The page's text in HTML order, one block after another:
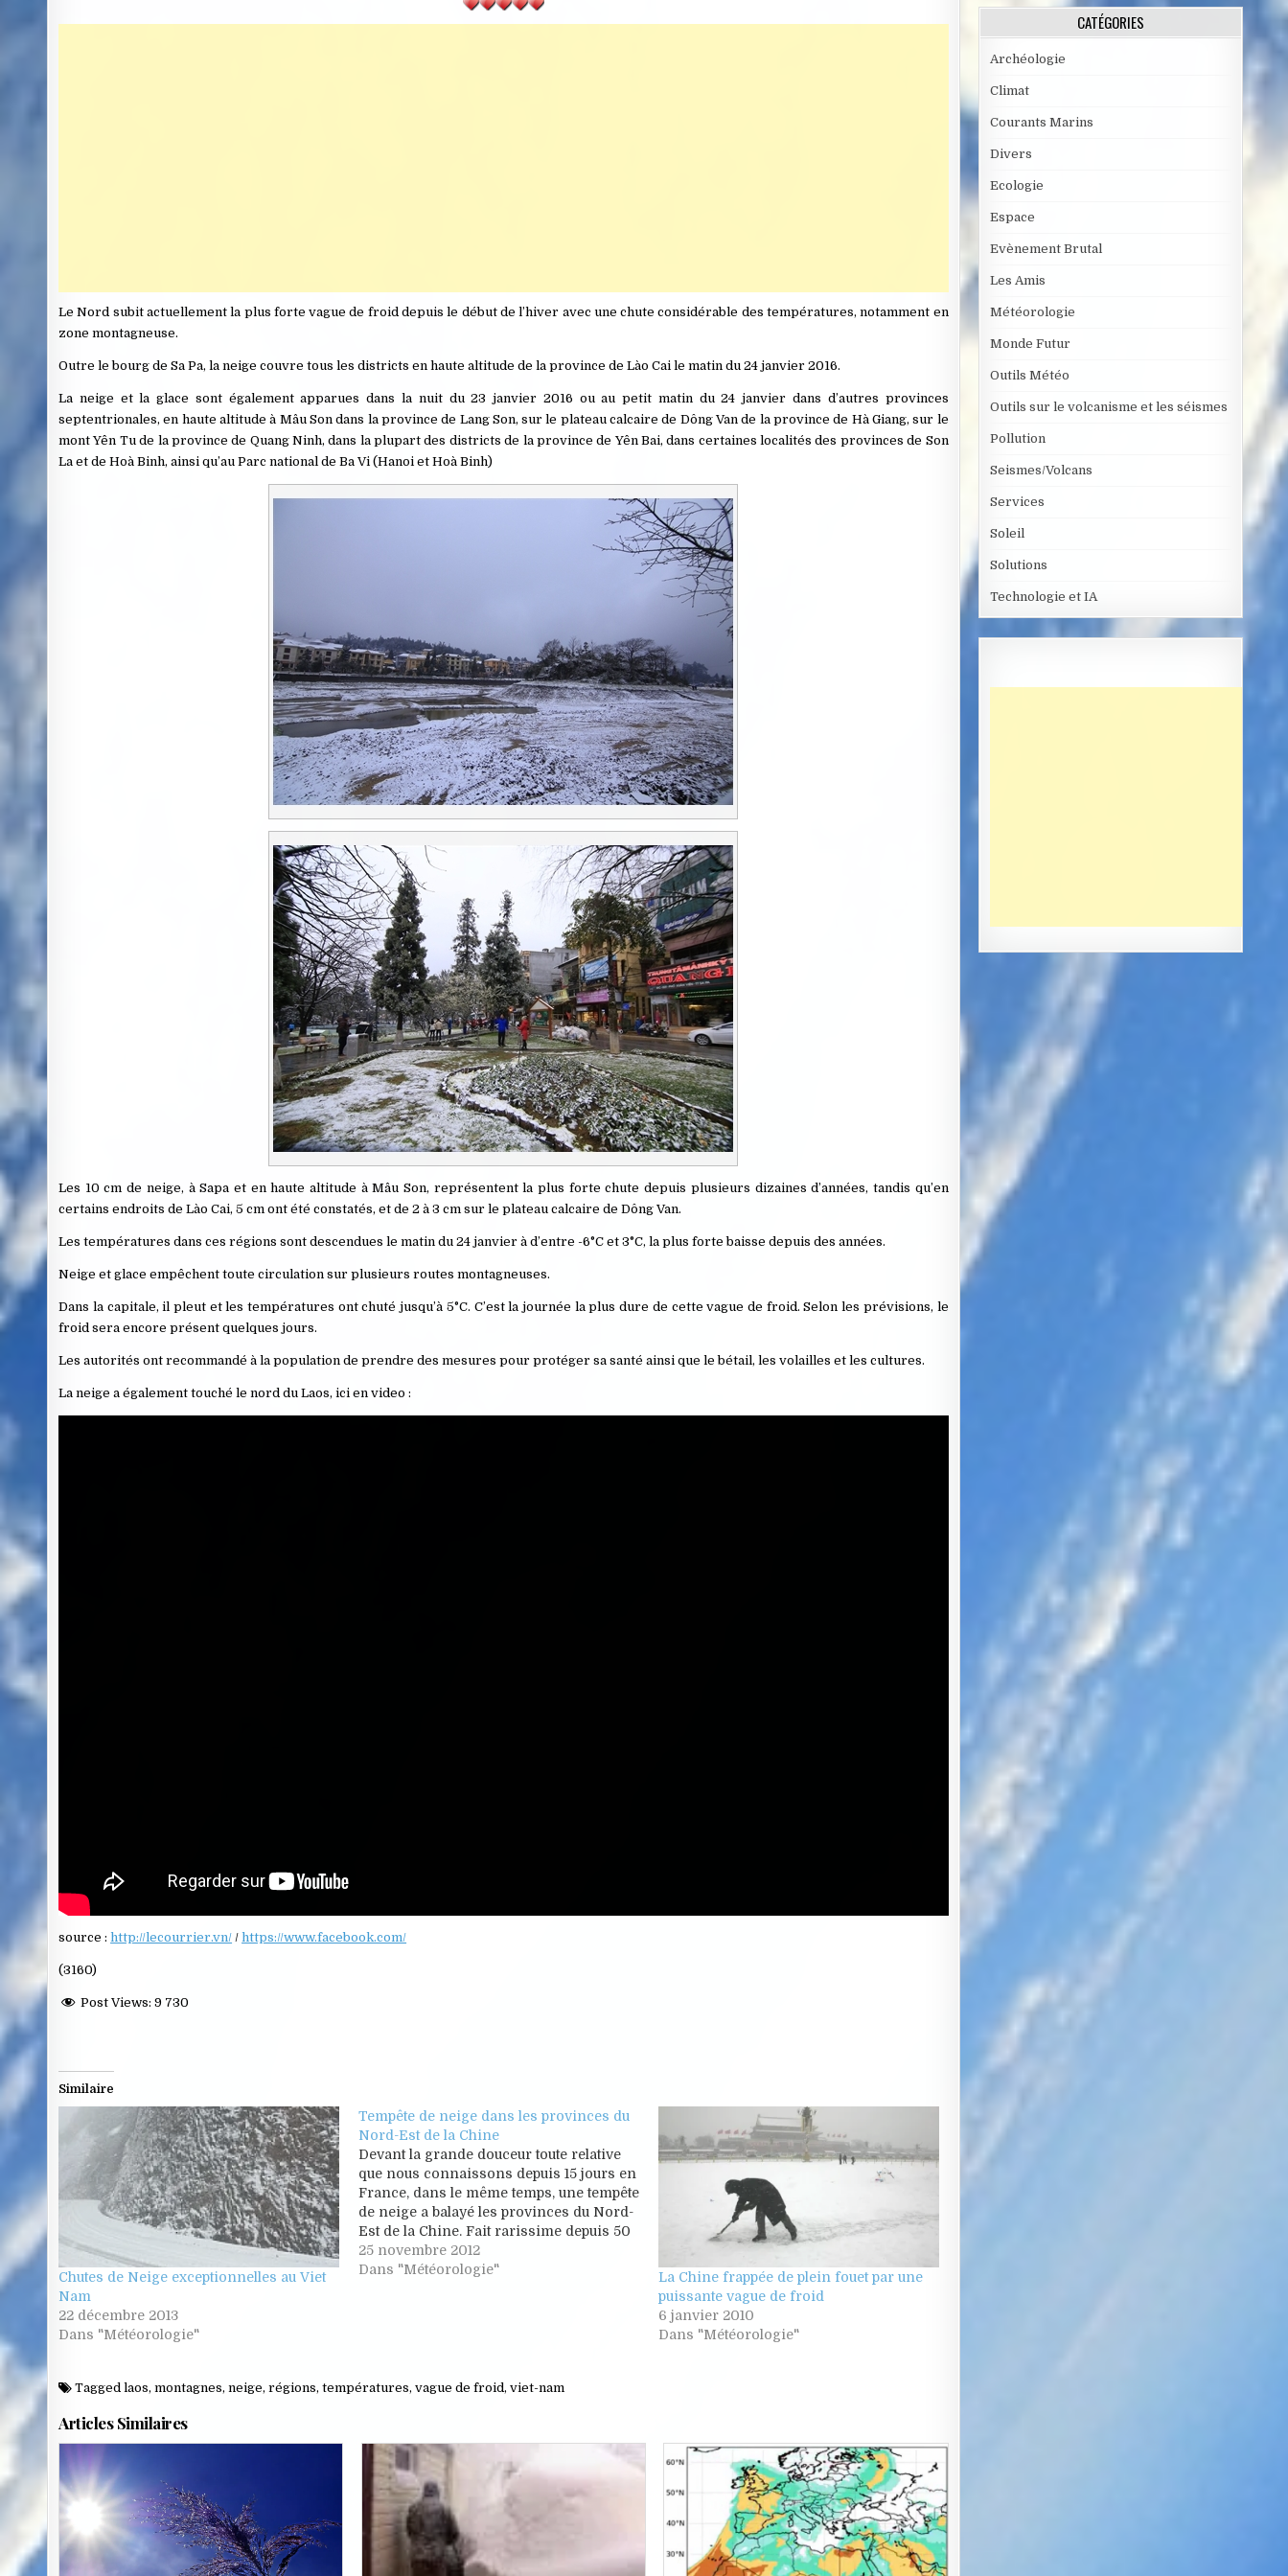
Le Nord subit actuellement la plus forte vague de froid depuis le début de l’hiver avec une chute considérable des températures, notamment en
zone montagneuse.
Outre le bourg de Sa Pa, la neige couvre tous les districts en haute altitude de la province de Lào Cai le matin du 24 janvier 2016.
La neige et la glace sont également apparues dans la nuit du 23 janvier 2016 ou au petit matin du 24 janvier dans d’autres provinces
septentrionales, en haute altitude à Mâu Son dans la province de Lang Son, sur le plateau calcaire de Dông Van de la province de Hà Giang, sur le
mont Yên Tu de la province de Quang Ninh, dans la plupart des districts de la province de Yên Bai, dans certaines localités des provinces de Son
La et de Hoà Binh, ainsi qu’au Parc national de Ba Vi (Hanoi et Hoà Binh)
Les 10 cm de neige, à Sapa et en haute altitude à Mâu Son, représentent la plus forte chute depuis plusieurs dizaines d’années, tandis qu’en
certains endroits de Lào Cai, 5 cm ont été constatés, et de 2 à 3 cm sur le plateau calcaire de Dông Van.
Les températures dans ces régions sont descendues le matin du 24 janvier à d’entre -6°C et 3°C, la plus forte baisse depuis des années.
Neige et glace empêchent toute circulation sur plusieurs routes montagneuses.
Dans la capitale, il pleut et les températures ont chuté jusqu’à 5°C. C’est la journée la plus dure de cette vague de froid. Selon les prévisions, le
froid sera encore présent quelques jours.
Les autorités ont recommandé à la population de prendre des mesures pour protéger sa santé ainsi que le bétail, les volailles et les cultures.
La neige a également touché le nord du Laos, ici en video :
source :http://lecourrier.vn/ /https://www.facebook.com/
(3160)
Post Views: 9 730
Similaire
Chutes de Neige exceptionnelles au Viet
Nam
22 décembre 2013
Dans "Météorologie"
Tempête de neige dans les provinces du
Nord-Est de la Chine
Devant la grande douceur toute relative
que nous connaissons depuis 15 jours en
France, dans le même temps, une tempête
de neige a balayé les provinces du Nord-
Est de la Chine. Fait rarissime depuis 50
ans à cette époque de l'année. On se
rappelle que début novembre 2012, nous
25 novembre 2012
Dans "Météorologie"
La Chine frappée de plein fouet par une
puissante vague de froid
6 janvier 2010
Dans "Météorologie"
Taggedlaos,montagnes,neige,régions,températures,vague de froid,viet-nam
Articles Similaires
Posted
in
in
Posted
in
CATÉGORIES
Archéologie
Climat
Courants Marins
Divers
Ecologie
Espace
Evènement Brutal
Les Amis
Météorologie
Monde Futur
Outils Météo
Outils sur le volcanisme et les séismes
Pollution
Seismes/Volcans
Services
Soleil
Solutions
Technologie et IA